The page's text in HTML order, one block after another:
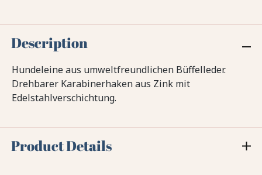
Description
Hundeleine aus umweltfreundlichen Büffelleder.
Drehbarer Karabinerhaken aus Zink mit
Edelstahlverschichtung.
Product Details